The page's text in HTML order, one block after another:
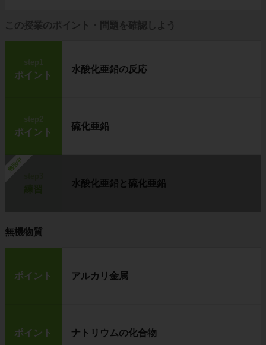
この授業のポイント・問題を確認しよう
step1
ポイント
水酸化亜鉛の反応
step2
ポイント
硫化亜鉛
勉強中
水酸化亜鉛と硫化亜鉛
無機物質
ポイント アルカリ金属
ポイント ナトリウムの化合物